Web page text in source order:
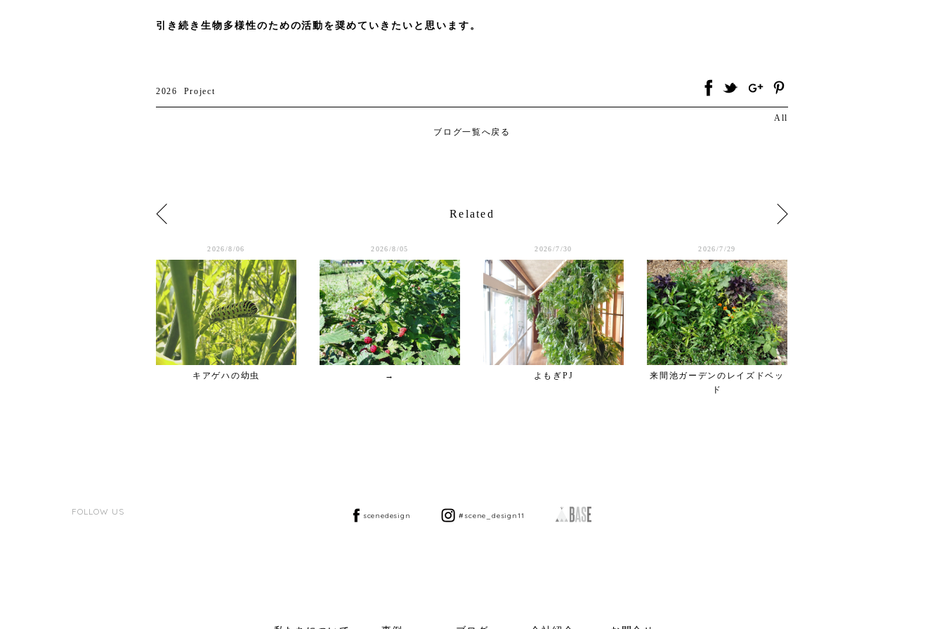
引き続き生物多様性のための活動を奨めていきたいと思います。
2026 Project
ブログ一覧へ戻る
All
Related
2026/8/06
キアゲハの幼虫
2026/8/05
→
2026/7/30
よもぎPJ
2026/7/29
来間池ガーデンのレイズドベッ
ド
FOLLOW US scenedesign #scene_design11